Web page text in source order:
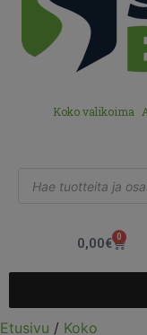
Koko valikoima
0,00€ 0
Etusivu / Koko